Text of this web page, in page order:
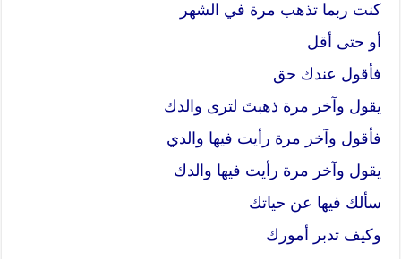
كنت ربما تذهب مرة في الشهر
أو حتى أقل
فأقول عندك حق
يقول وآخر مرة ذهبتَ لترى والدك
فأقول وآخر مرة رأيت فيها والدي
يقول وآخر مرة رأيت فيها والدك
سألك فيها عن حياتك
وكيف تدبر أمورك